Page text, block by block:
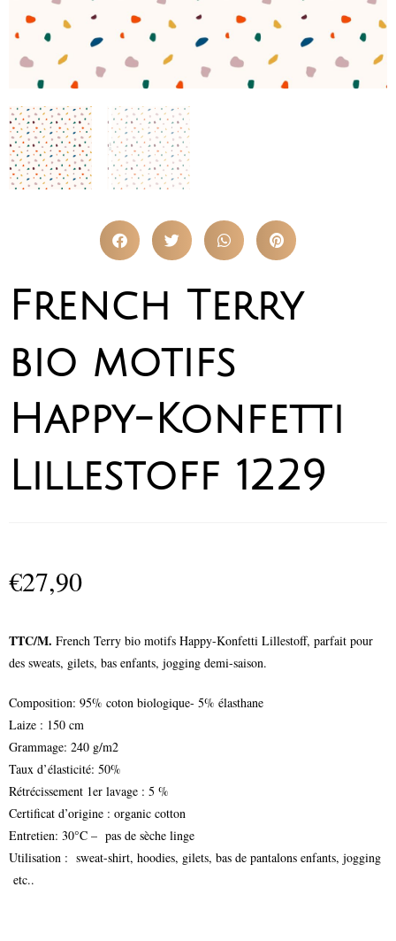
French Terry
bio motifs
Happy-Konfetti
Lillestoff 1229
€27,90
TTC/M. French Terry bio motifs Happy-Konfetti Lillestoff, parfait pour
des sweats, gilets, bas enfants, jogging demi-saison.
Composition: 95% coton biologique- 5% élasthane
Laize : 150 cm
Grammage: 240 g/m2
Taux d’élasticité: 50%
Rétrécissement 1er lavage : 5 %
Certificat d’origine : organic cotton
Entretien: 30°C – pas de sèche linge
Utilisation : sweat-shirt, hoodies, gilets, bas de pantalons enfants, jogging
etc..